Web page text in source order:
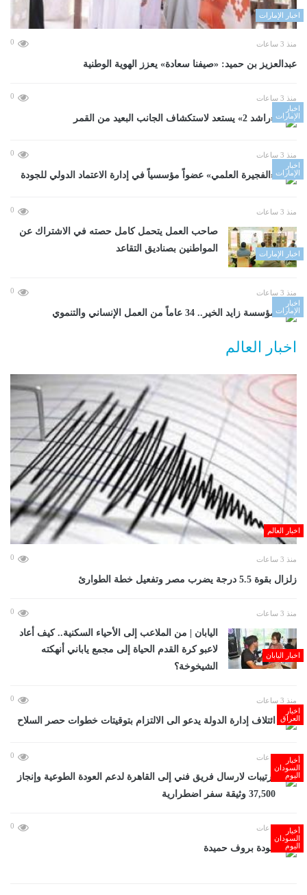
اخبار الإمارات
منذ 3 ساعات 0
عبدالعزيز بن حميد: «صيفنا سعادة» يعزز الهوية الوطنية
منذ 3 ساعات
0
اخبار
الإمارات «راشد 2» يستعد لاستكشاف الجانب البعيد من القمر
منذ 3 ساعات
0
اخبار
الإمارات «الفجيرة العلمي» عضواً مؤسسياً في إدارة الاعتماد الدولي للجودة
منذ 3 ساعات 0
اخبار الإمارات
صاحب العمل يتحمل كامل حصته في الاشتراك عن
المواطنين بصناديق التقاعد
منذ 3 ساعات
0
اخبار
الإمارات مؤسسة زايد الخير.. 34 عاماً من العمل الإنساني والتنموي
اخبار العالم
اخبار العالم
منذ 3 ساعات 0
زلزال بقوة 5.5 درجة يضرب مصر وتفعيل خطة الطوارئ
منذ 3 ساعات 0
اخبار اليابان
اليابان | من الملاعب إلى الأحياء السكنية.. كيف أعاد
لاعبو كرة القدم الحياة إلى مجمع ياباني أنهكته
الشيخوخة؟
منذ 3 ساعات
0
اخبار
العراق
ائتلاف إدارة الدولة يدعو الى الالتزام بتوقيتات خطوات حصر السلاح
منذ 4 ساعات 0
أخبار
السودان
اليوم
ترتيبات لارسال فريق فني إلى القاهرة لدعم العودة الطوعية وإنجاز
37,500 وثيقة سفر اضطرارية
منذ 4 ساعات 0
أخبار
السودان
اليوم
عودة بروف حميدة